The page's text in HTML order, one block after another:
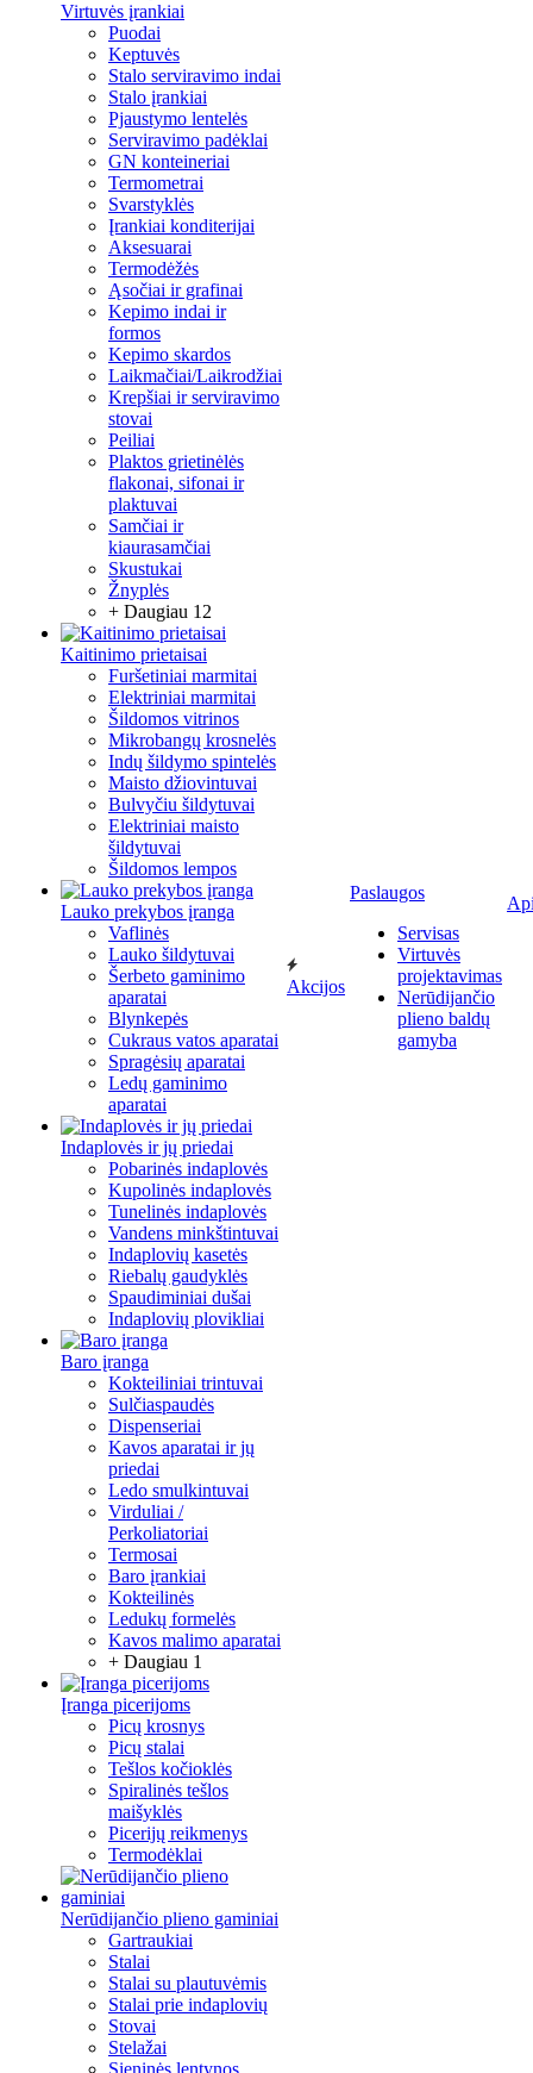
Virtuvės įrankiai
Puodai
Keptuvės
Stalo serviravimo indai
Stalo įrankiai
Pjaustymo lentelės
Serviravimo padėklai
GN konteineriai
Termometrai
Svarstyklės
Įrankiai konditerijai
Aksesuarai
Termodėžės
Ąsočiai ir grafinai
Kepimo indai ir
formos
Kepimo skardos
Laikmačiai/Laikrodžiai
Krepšiai ir serviravimo
stovai
Peiliai
Plaktos grietinėlės
flakonai, sifonai ir
plaktuvai
Samčiai ir
kiaurasamčiai
Skustukai
Žnyplės
+ Daugiau 12
Kaitinimo prietaisai
Furšetiniai marmitai
Elektriniai marmitai
Šildomos vitrinos
Mikrobangų krosnelės
Indų šildymo spintelės
Maisto džiovintuvai
Bulvyčiu šildytuvai
Elektriniai maisto
šildytuvai
Šildomos lempos
Lauko prekybos įranga
Vaflinės
Lauko šildytuvai
Šerbeto gaminimo
aparatai
Blynkepės
Cukraus vatos aparatai
Spragėsių aparatai
Ledų gaminimo
aparatai
Indaplovės ir jų priedai
Pobarinės indaplovės
Kupolinės indaplovės
Tunelinės indaplovės
Vandens minkštintuvai
Indaplovių kasetės
Riebalų gaudyklės
Spaudiminiai dušai
Indaplovių plovikliai
Baro įranga
Kokteiliniai trintuvai
Sulčiaspaudės
Dispenseriai
Kavos aparatai ir jų
priedai
Ledo smulkintuvai
Virduliai /
Perkoliatoriai
Termosai
Baro įrankiai
Kokteilinės
Ledukų formelės
Kavos malimo aparatai
+ Daugiau 1
Įranga picerijoms
Picų krosnys
Picų stalai
Tešlos kočioklės
Spiralinės tešlos
maišyklės
Picerijų reikmenys
Termodėklai
Nerūdijančio plieno gaminiai
Gartraukiai
Stalai
Stalai su plautuvėmis
Stalai prie indaplovių
Stovai
Stelažai
Sieninės lentynos
Akcijos
Paslaugos
Servisas
Virtuvės
projektavimas
Nerūdijančio
plieno baldų
gamyba